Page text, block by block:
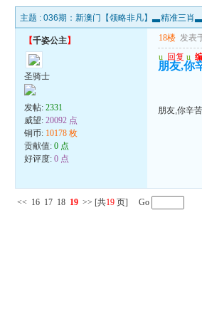
主题 :036期：新澳门【领略非凡】▃精准三肖▃
【千姿公主】
圣骑士
发帖:2331
威望:20092 点
铜币: 10178 枚
贡献值:0 点
好评度:0 点
18楼 发表
u 回复 u
朋友,你
朋友,你辛
<< 16 17 18 19 >> [共19 页] Go